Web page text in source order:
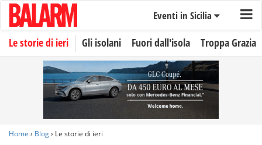
Eventi in Sicilia
Le storie di ieri Gli isolani Fuori dall'isola Troppa Grazia
Home › Blog› Le storie di ieri